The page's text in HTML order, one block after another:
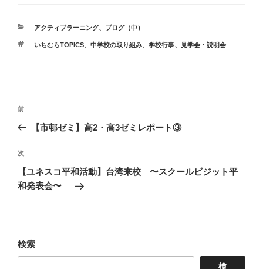
カ
ゴ
アクティブラーニング、 ブログ（中）
タ
いちむらTOPICS、 中学校の取り組み、 学校行事、 見学会・説明会
投
ナ
ビ
ゲ
ー
前
の
稿
前
【市邨ゼミ】高2・高3ゼミレポート③
次
の
投
次
【ユネスコ平和活動】台湾来校 〜スクールビジット平
和発表会〜
検索
検